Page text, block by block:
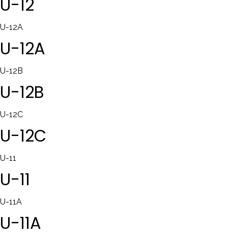
U-12
U-12A
U-12A
U-12B
U-12B
U-12C
U-12C
U-11
U-11
U-11A
U-11A